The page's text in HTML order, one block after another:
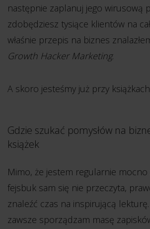
następnie zaplanuj jego wirusową
zdobędziesz tysiące klientów na
właśnie przepis na biznes
Growth Hacker Marketing.
A skoro jesteśmy już przy
Gdzie szukać pomysłów na
książek
Mimo, że jestem regularnie mocno
fejsbuk sam się nie przeczyta,
znaleźć czas na inspirującą
zawsze sporządzam masę